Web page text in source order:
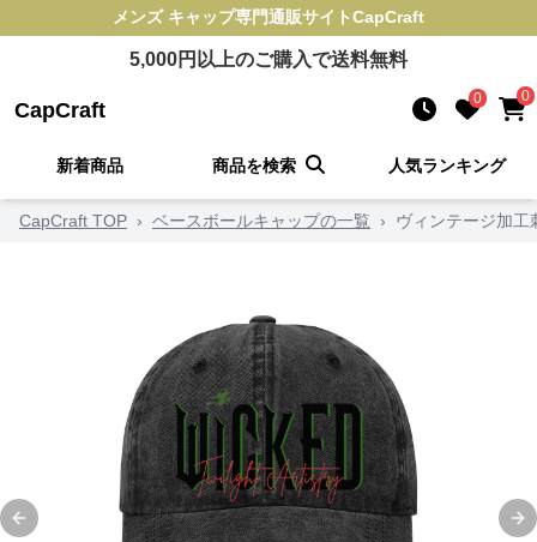
メンズ キャップ専門通販サイトCapCraft
5,000円以上のご購入で送料無料
CapCraft 0 0
新着商品 商品を検索 人気ランキング
CapCraft TOP › ベースボールキャップの一覧 › ヴィンテージ加工
Previous slide